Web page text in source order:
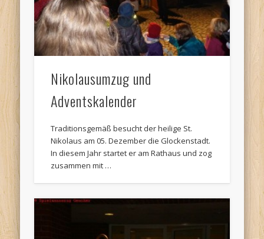
Nikolausumzug und
Adventskalender
Traditionsgemäß besucht der heilige St.
Nikolaus am 05. Dezember die Glockenstadt.
In diesem Jahr startet er am Rathaus und zog
zusammen mit …